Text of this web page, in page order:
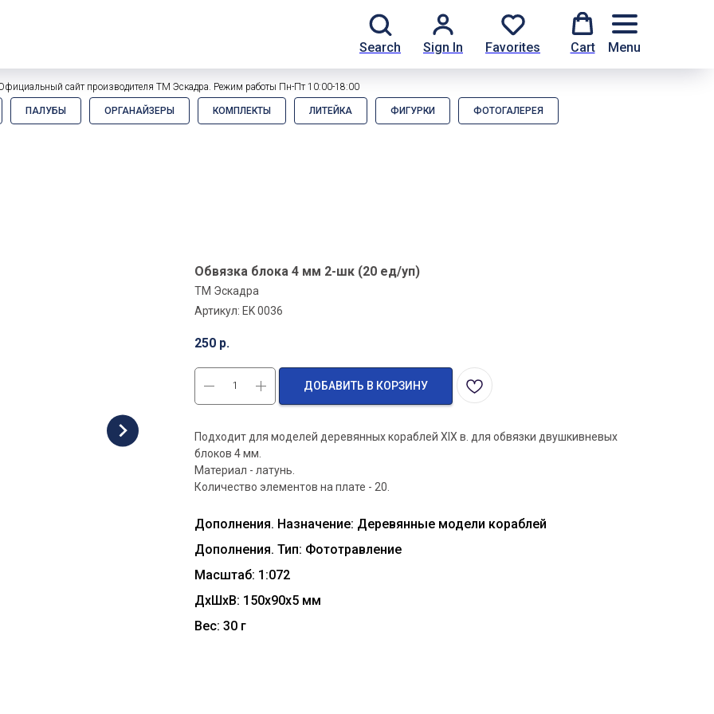
Search
Sign In Favorites Cart Menu
сайт производителя ТМ Эскадра. Режим работы Пн-Пт 10:00-18:00
ПАЛУБЫ ОРГАНАЙЗЕРЫ КОМПЛЕКТЫ ЛИТЕЙКА ФИГУРКИ ФОТОГАЛЕРЕЯ
Обвязка блока 4 мм 2-шк (20 ед/уп)
ТМ Эскадра
Артикул: EK 0036
250 р.
ДОБАВИТЬ В КОРЗИНУ
Подходит для моделей деревянных кораблей XIX в. для обвязки двушкивневых
блоков 4 мм.
Материал - латунь.
Количество элементов на плате - 20.
Дополнения. Назначение: Деревянные модели кораблей
Дополнения. Тип: Фототравление
Масштаб: 1:072
ДxШxВ: 150x90x5 мм
Вес: 30 г